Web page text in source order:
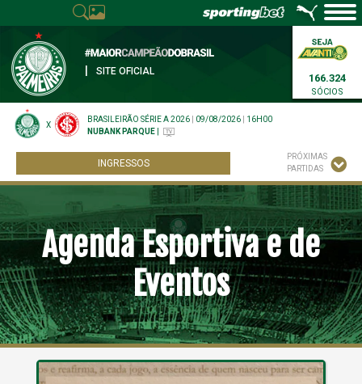
SITE OFICIAL
166.324
SÓCIOS
X
BRASILEIRÃO SÉRIE A 2026 09/08/2026
16H00
NUBANK PARQUE
INGRESSOS
PRÓXIMAS
PARTIDAS
Agenda Esportiva e de
Eventos